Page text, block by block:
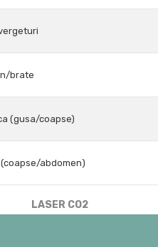
brate
(gusa/coapse)
abdomen)
LASER CO2